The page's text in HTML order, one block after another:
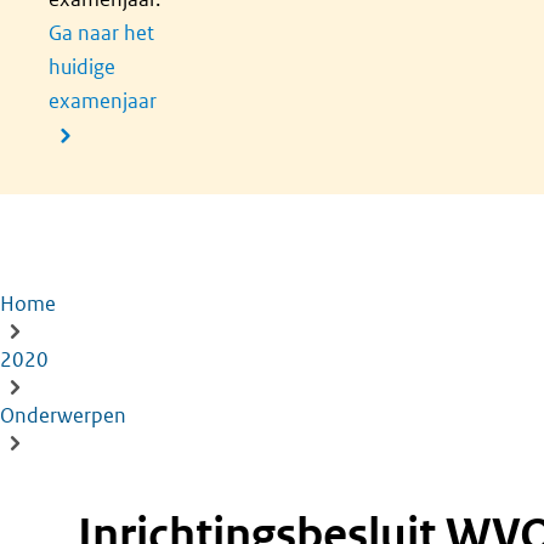
Ga naar het
huidige
examenjaar
Kruimelpad
Home
2020
Onderwerpen